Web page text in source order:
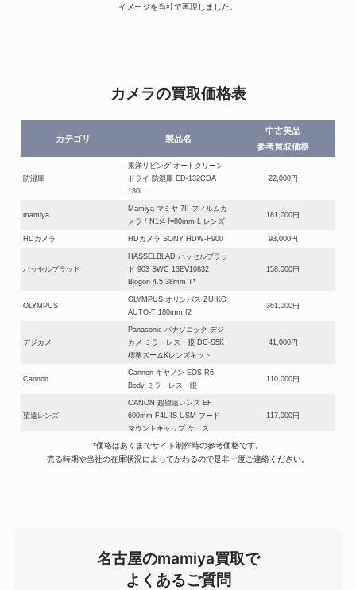
イメージを当社で再現しました。
カメラの買取価格表
カテゴリ 製品名
中古美品
参考買取価格
防湿庫
東洋リビング オートクリーン
ドライ 防湿庫 ED-132CDA
130L
22,000円
mamiya
Mamiya マミヤ 7II フィルムカ
メラ / N1:4 f=80mm L レンズ
181,000円
HDカメラ HDカメラ SONY HDW-F900 93,000円
ハッセルブラッド
HASSELBLAD ハッセルブラッ
ド 903 SWC 13EV10832
Biogon 4.5 38mm T*
158,000円
OLYMPUS
OLYMPUS オリンパス ZUIKO
AUTO-T 180mm f2
361,000円
デジカメ
Panasonic パナソニック デジ
カメ ミラーレス一眼 DC-S5K
標準ズームKレンズキット
41,000円
Cannon
Cannon キヤノン EOS R6
Body ミラーレス一眼
110,000円
望遠レンズ
CANON 超望遠レンズ EF
600mm F4L IS USM フード
マウントキャップ ケース
117,000円
測量機器
トプコン TOPCON 自動追尾
式トータルステーション GTシ
380,000円
APOCHROMAT ボーグ125 屈
折望遠鏡 TELE VUE 7mm
NAGLER ASTRO 7×50 8°
*価格はあくまでサイト制作時の参考価格です。
売る時期や当社の在庫状況によってかわるので是非一度ご連絡ください。
名古屋のmamiya買取で
よくあるご質問